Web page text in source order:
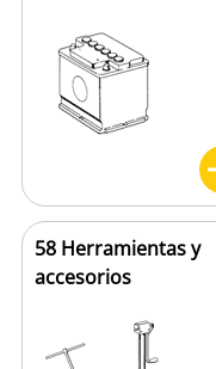
58 Herramientas y
accesorios